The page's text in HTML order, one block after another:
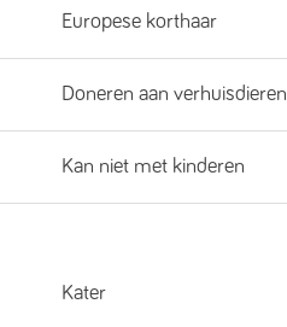
Europese korthaar
Doneren aan verhuisdieren
Kan niet met kinderen
Kater